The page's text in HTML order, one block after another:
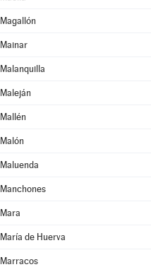
Magallón
Mainar
Malanquilla
Maleján
Mallén
Malón
Maluenda
Manchones
Mara
María de Huerva
Marracos